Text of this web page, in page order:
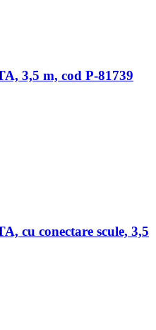
3,5 m, cod P-81739
cu conectare scule, 3,5